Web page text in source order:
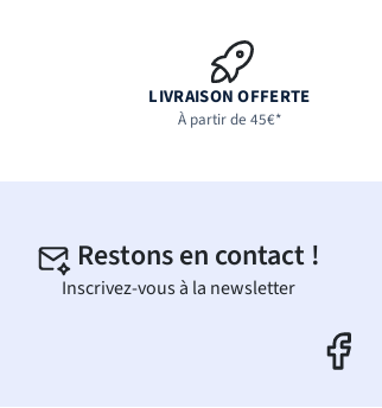
LIVRAISON OFFERTE
À partir de 45€*
Restons en contact !
Inscrivez-vous à la newsletter